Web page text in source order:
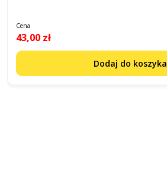
Cena
43,00 zł
Dodaj do koszyka